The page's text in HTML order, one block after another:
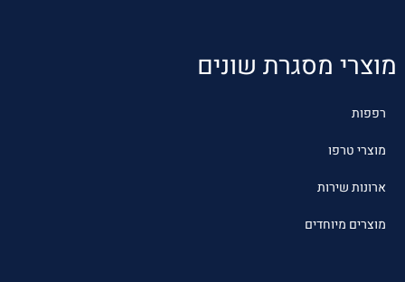
מוצרי מסגרת שונים
רפפות
מוצרי טרפו
ארונות שירות
מוצרים מיוחדים